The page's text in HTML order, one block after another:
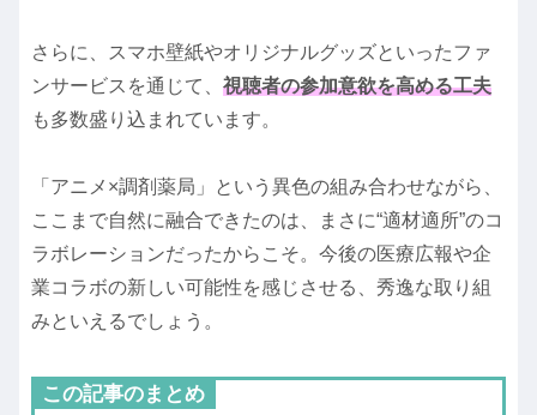
さらに、スマホ壁紙やオリジナルグッズといったファ
ンサービスを通じて、 視聴者の参加意欲を高める工夫
も多数盛り込まれています。
「アニメ×調剤薬局」という異色の組み合わせながら、
ここまで自然に融合できたのは、まさに“適材適所”のコ
ラボレーションだったからこそ。今後の医療広報や企
業コラボの新しい可能性を感じさせる、秀逸な取り組
みといえるでしょう。
この記事のまとめ